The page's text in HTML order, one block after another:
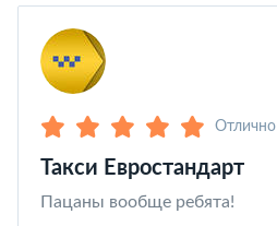
Отлично
Такси Евростандарт
Пацаны вообще ребята!